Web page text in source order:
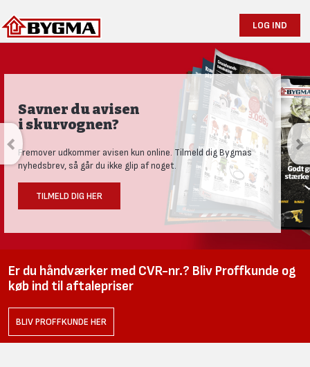
LOG IND
Savner du avisen
i skurvognen?
Fremover udkommer avisen kun online. Tilmeld dig Bygmas
nyhedsbrev, så går du ikke glip af noget.
TILMELD DIG HER
Er du håndværker med CVR-nr.? Bliv Proffkunde og
køb ind til aftalepriser
BLIV PROFFKUNDE HER